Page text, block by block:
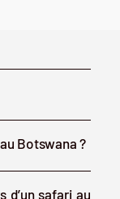
Botswana ?
d’un safari au